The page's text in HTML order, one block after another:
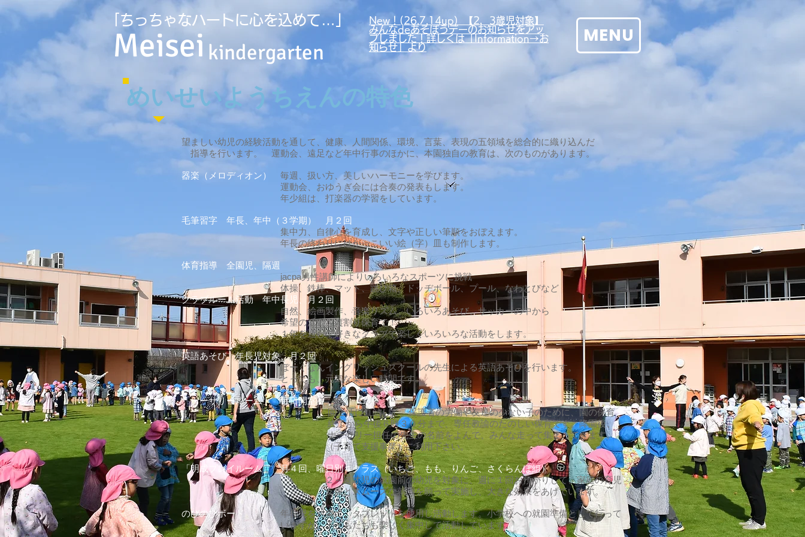
｢ちっちゃなハートに心を込めて…」
Meisei kindergarten
New！(26.7.14up）【2，3歳児対象】
みんなdeあそぼうデーのお知らせをアッ
プしました！詳しくは「Information→お
知らせ」より
MENU
​めいせいようちえんの特色
望ましい幼児の経験活動を通して、健康、人間関係、環境、言葉、表現の五領域を総合的に織り込んだ
指導を行います。 運動会、遠足など年中行事のほかに、本園独自の教育は、次のものがあります。
器楽（メロディオン）
毎週、扱い方、美しいハーモニーを学びます。
運動会、おゆうぎ会には合奏の発表もします。
年少組は、打楽器の学習をしています。
毛筆習字 年長、年中（３学期） 月２回
集中力、自律心を育成し、文字や正しい筆順をおぼえます。
年長の終わりにはかっこいい絵（字）皿も制作します。
体育指導 全園児、隔週
jacpa男性講師によりいろいろなスポーツに挑戦
体操、鉄棒、マット、跳び箱、ドッヂボール、プール、なわとびなど
クラブルーム活動 年中長児、月２回
自然、絵画製作、音楽リズム、いろいろあそび、サッカーの中から
希望の活動を縦割り保育で！
１年を通して好きなクラブで楽しくいろいろな活動をします。
英語あそび 年長児対象、月２回
ぼーぐなんイングリッシュスクールの先生による英語あそびを行います。
とっても、元気な楽しい時間です。
「ナーサリールーム」 毎日開室
園生活に直結して、保護者の労働や友達の少ない子のために、園の保育
終了から午後６時３０分まで、専任教諭のたのしい保育です。降園後、
ナーサリー担任の先生の名前をよんで、みんな走って集まってきます。
（子育て支援事業）ご利用下さい。
「明成プレイルーム」
月４回、曜日別４クラス（いちご、もも、りんご、さくらんぼ組）
２～３才児の就園前の幼児を対象に、週に１回お預かりして、家庭の育児
支援とスムーズな就園を願って実施し、大きな効果をあげています。
のびのびボード 年長児を対象に、タブレットを使用し活動します。小学校への就園準備として行って
いますが、子どもたちも楽しく集中して活動しています。